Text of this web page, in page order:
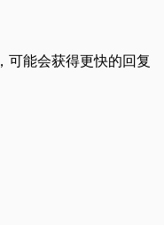
，可能会获得更快的回复